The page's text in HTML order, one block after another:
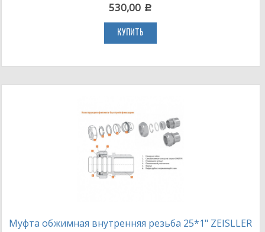
530,00 c
КУПИТЬ
Муфта обжимная внутренняя резьба 25*1" ZEISLLER